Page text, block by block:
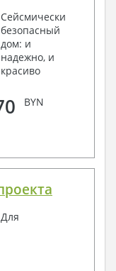
Сейсмически
безопасный
дом: и
надежно, и
красиво
BYN
Для